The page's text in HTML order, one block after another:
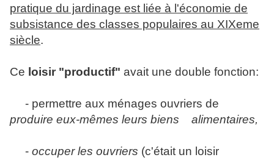
pratique du jardinage est liée à l'économie de
subsistance des classes populaires au XIXeme
siècle.
Ce loisir "productif" avait une double fonction:
- permettre aux ménages ouvriers de
produire eux-mêmes leurs biens alimentaires,
- occuper les ouvriers (c'était un loisir